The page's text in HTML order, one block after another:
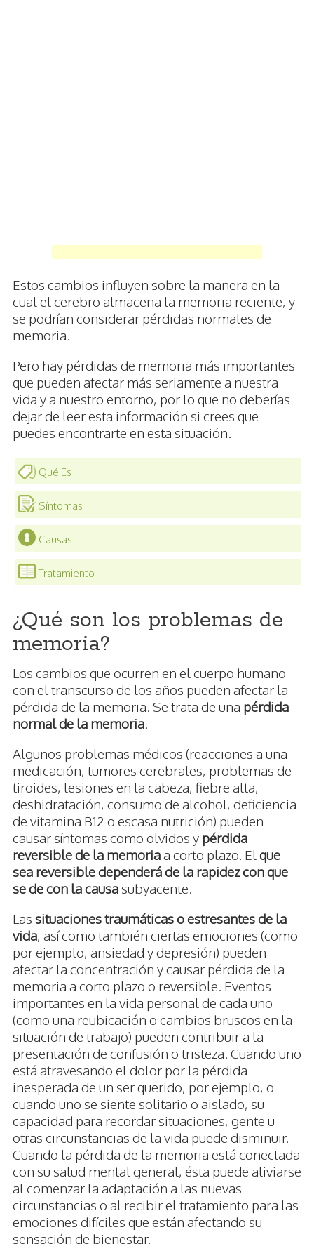
Estos cambios influyen sobre la manera en la
cual el cerebro almacena la memoria reciente, y
se podrían considerar pérdidas normales de
memoria.
Pero hay pérdidas de memoria más importantes
que pueden afectar más seriamente a nuestra
vida y a nuestro entorno, por lo que no deberías
dejar de leer esta información si crees que
puedes encontrarte en esta situación.
Qué Es
Síntomas
Causas
Tratamiento
¿Qué son los problemas de
memoria?
Los cambios que ocurren en el cuerpo humano
con el transcurso de los años pueden afectar la
pérdida de la memoria. Se trata de una pérdida
normal de la memoria.
Algunos problemas médicos (reacciones a una
medicación, tumores cerebrales, problemas de
tiroides, lesiones en la cabeza, fiebre alta,
deshidratación, consumo de alcohol, deficiencia
de vitamina B12 o escasa nutrición) pueden
causar síntomas como olvidos y pérdida
reversible de la memoriaa corto plazo. El que
sea reversible dependerá de la rapidez con que
se de con la causasubyacente.
Las situaciones traumáticas o estresantes de la
vida, así como también ciertas emociones (como
por ejemplo, ansiedad y depresión) pueden
afectar la concentración y causar pérdida de la
memoria a corto plazo o reversible. Eventos
importantes en la vida personal de cada uno
(como una reubicación o cambios bruscos en la
situación de trabajo) pueden contribuir a la
presentación de confusión o tristeza. Cuando uno
está atravesando el dolor por la pérdida
inesperada de un ser querido, por ejemplo, o
cuando uno se siente solitario o aislado, su
capacidad para recordar situaciones, gente u
otras circunstancias de la vida puede disminuir.
Cuando la pérdida de la memoria está conectada
con su salud mental general, ésta puede aliviarse
al comenzar la adaptación a las nuevas
circunstancias o al recibir el tratamiento para las
emociones difíciles que están afectando su
sensación de bienestar.